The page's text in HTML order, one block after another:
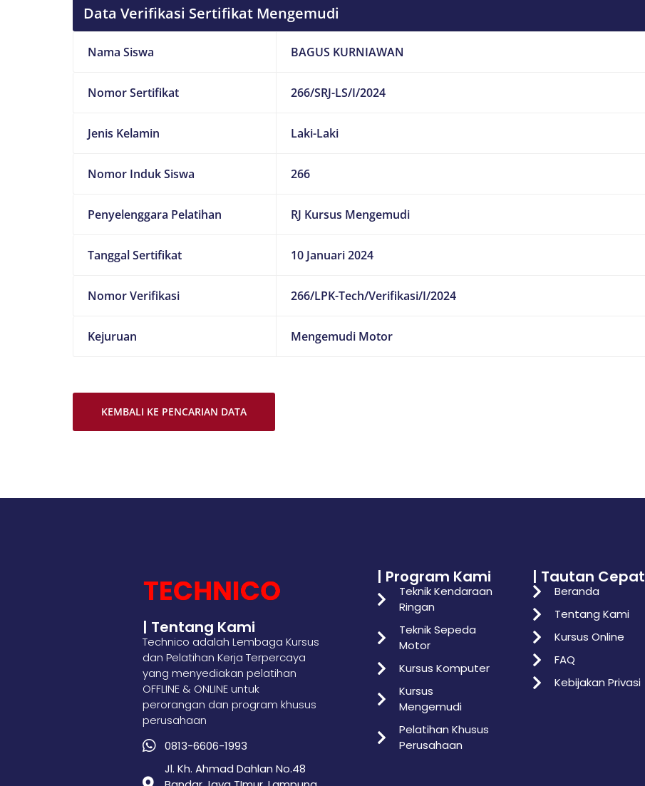
Data Verifikasi Sertifikat Mengemudi
Nama Siswa BAGUS KURNIAWAN
Nomor Sertifikat 266/SRJ-LS/I/2024
Jenis Kelamin Laki-Laki
Nomor Induk Siswa 266
Penyelenggara Pelatihan RJ Kursus Mengemudi
Tanggal Sertifikat 10 Januari 2024
Nomor Verifikasi 266/LPK-Tech/Verifikasi/I/2024
Kejuruan Mengemudi Motor
KEMBALI KE PENCARIAN DATA
| Tentang Kami
Technico adalah Lembaga Kursus
dan Pelatihan Kerja Terpercaya
yang menyediakan pelatihan
OFFLINE & ONLINE untuk
perorangan dan program khusus
perusahaan
0813-6606-1993
Jl. Kh. Ahmad Dahlan No.48
| Program Kami
Teknik Kendaraan
Ringan
Teknik Sepeda
Motor
Kursus Komputer
Kursus
Mengemudi
Pelatihan Khusus
Perusahaan
| Tautan Cepat
Beranda
Tentang Kami
Kursus Online
FAQ
Kebijakan Privasi